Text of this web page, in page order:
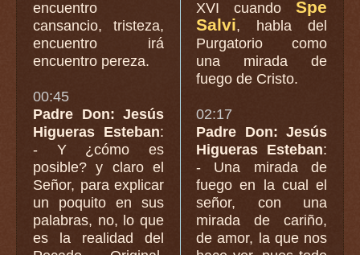
encuentro
cansancio, tristeza,
encuentro irá
encuentro pereza.
00:45
Padre Don: Jesús
Higueras Esteban:
- Y ¿cómo es
posible? y claro el
Señor, para explicar
un poquito en sus
palabras, no, lo que
es la realidad del
XVI cuando Spe
Salvi, habla del
Purgatorio como
una mirada de
fuego de Cristo.
02:17
Padre Don: Jesús
Higueras Esteban:
- Una mirada de
fuego en la cual el
señor, con una
mirada de cariño,
de amor, la que nos